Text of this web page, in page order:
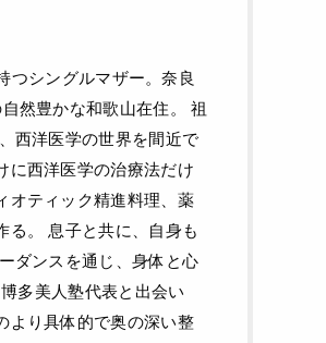
つシングルマザー。奈良
然豊かな和歌山在住。 祖
西洋医学の世界を間近で
に西洋医学の治療法だけ
オティック精進料理、薬
る。 息子と共に、自身も
ダンスを通じ、身体と心
多美人塾代表と出会い
より具体的で奥の深い整